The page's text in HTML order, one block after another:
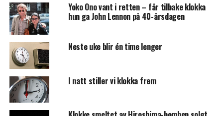
Yoko Ono vant i retten – får tilbake klokka
hun ga John Lennon på 40-årsdagen
Neste uke blir én time lenger
I natt stiller vi klokka frem